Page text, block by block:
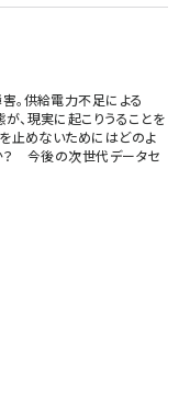
。供給電力不足による
、現実に起こりうることを
を止めないためにはどのよ
？ 今後の次世代データセ